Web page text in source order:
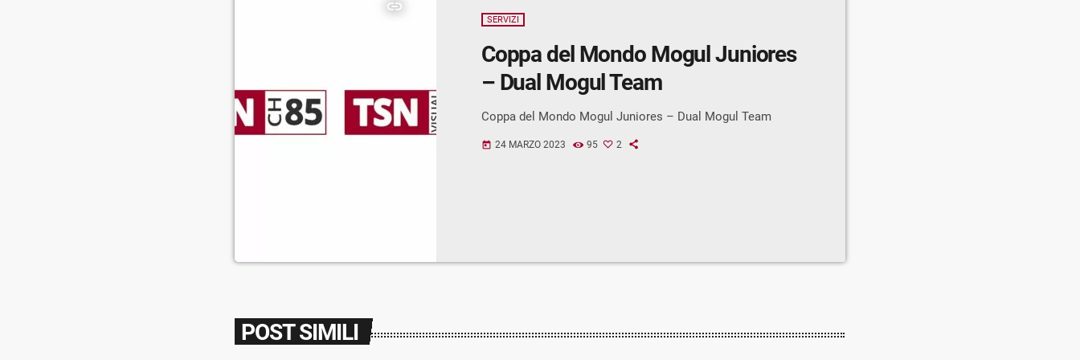
insert_link
SERVIZI
Coppa del Mondo Mogul Juniores
– Dual Mogul Team
Coppa del Mondo Mogul Juniores – Dual Mogul Team
today 24 MARZO 2023 95 2
POST SIMILI